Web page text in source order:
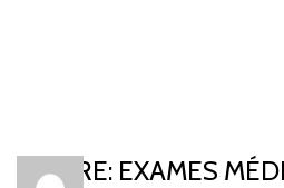
RE: RE: EXAMES